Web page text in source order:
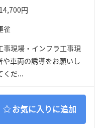
円
雀
事現場・インフラ工事現
や車両の誘導をお願いし
くだ...
お気に入りに追加